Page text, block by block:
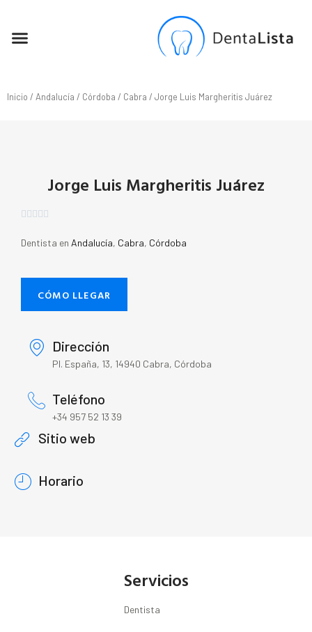
Inicio / Andalucía / Córdoba / Cabra / Jorge Luis Margheritis Juárez
Jorge Luis Margheritis Juárez
    
Dentista en Andalucía, Cabra, Córdoba
CÓMO LLEGAR
Dirección
Pl. España, 13, 14940 Cabra, Córdoba
Teléfono
+34 957 52 13 39
Sitio web
Horario
Servicios
Dentista